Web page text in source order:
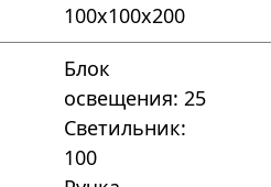
100х100х200
Блок
освещения: 25
Светильник:
100